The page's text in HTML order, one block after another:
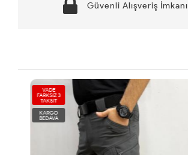
Güvenli Alışveriş İmkanı
VADE
FARKSIZ 3
TAKSİT
KARGO
BEDAVA